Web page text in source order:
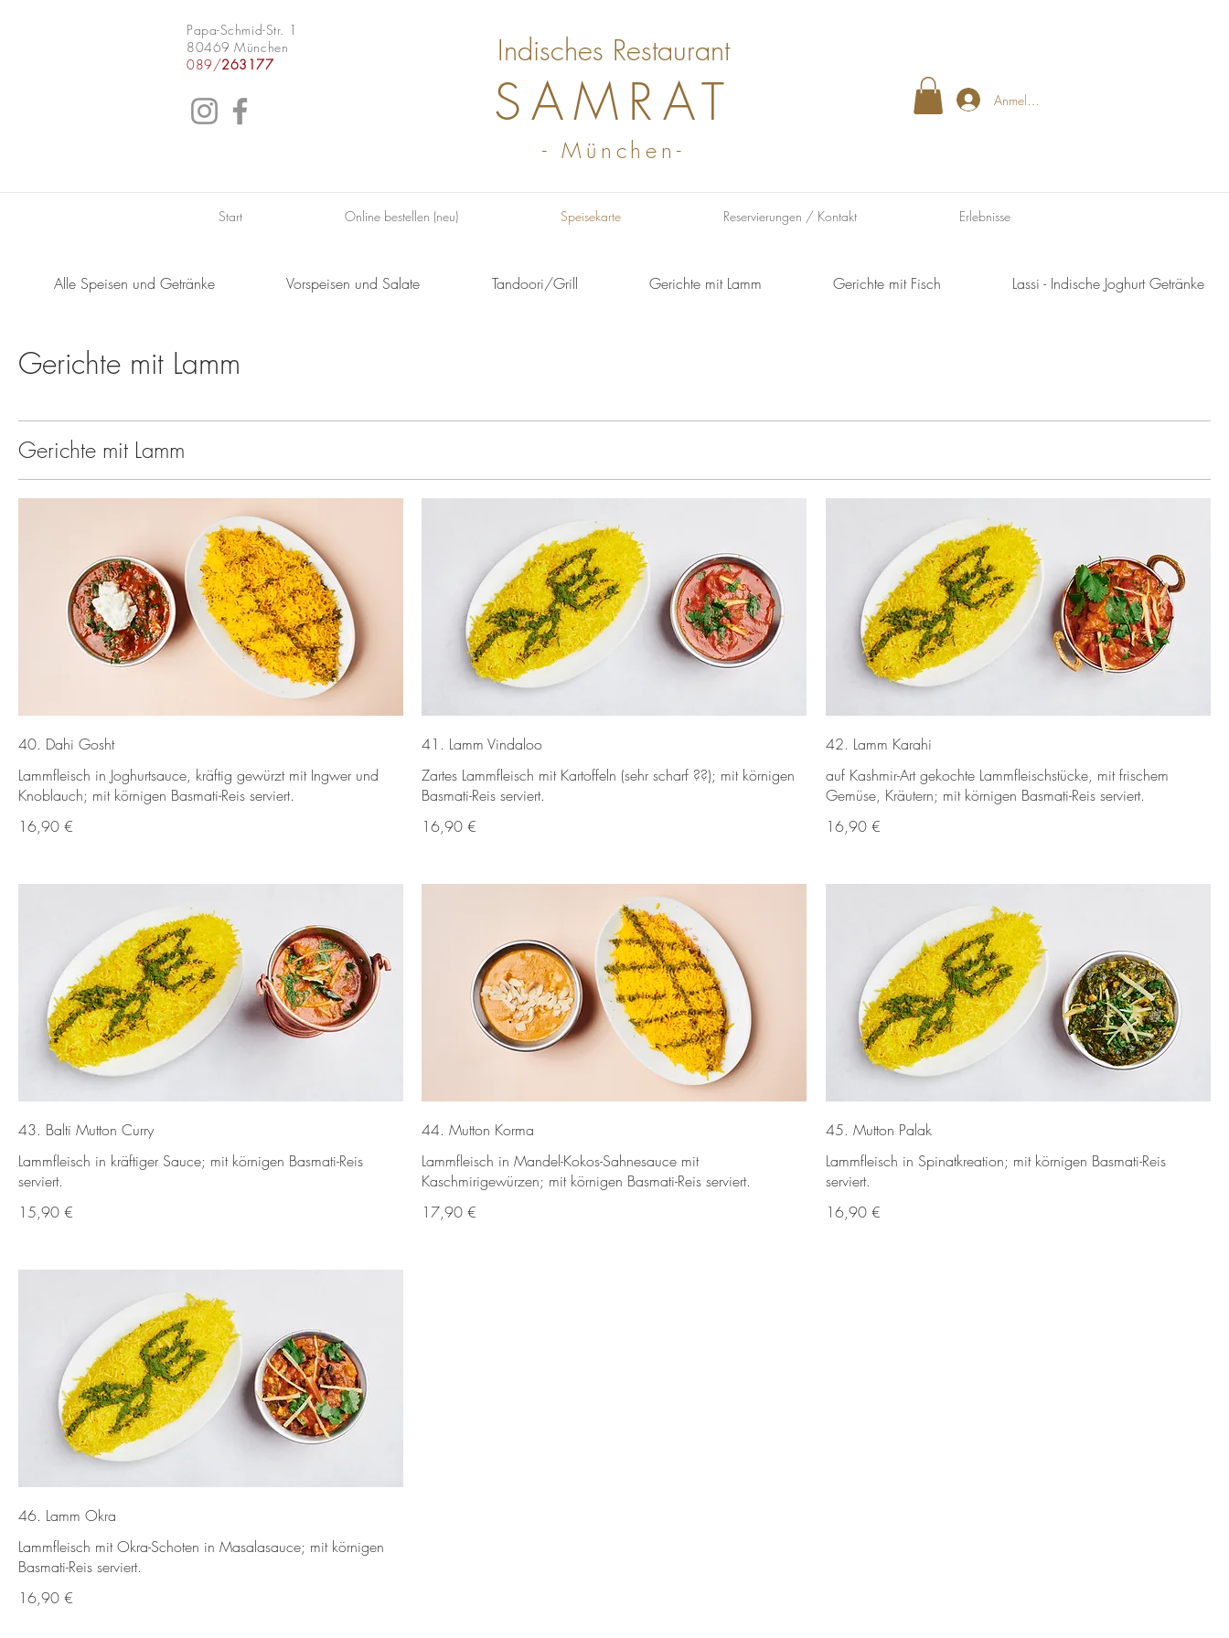
Papa-Schmid-Str. 1
80469 München
089/263177 Indisches Restaurant
SAMRAT
- München-
Start Online bestellen (neu) Speisekarte Reservierungen / Kontakt Erlebnisse
Alle Speisen und Getränke Vorspeisen und Salate Tandoori/Grill Gerichte mit Lamm Gerichte mit Fisch Lassi - Indische Joghurt Getränke
Gerichte mit Lamm
Gerichte mit Lamm
40. Dahi Gosht
Lammfleisch in Joghurtsauce, kräftig gewürzt mit Ingwer und
Knoblauch; mit körnigen Basmati-Reis serviert.
16,90 €
41. Lamm Vindaloo
Zartes Lammfleisch mit Kartoffeln (sehr scharf ??); mit körnigen
Basmati-Reis serviert.
16,90 €
42. Lamm Karahi
auf Kashmir-Art gekochte Lammfleischstücke, mit frischem
Gemüse, Kräutern; mit körnigen Basmati-Reis serviert.
16,90 €
43. Balti Mutton Curry
Lammfleisch in kräftiger Sauce; mit körnigen Basmati-Reis
serviert.
15,90 €
44. Mutton Korma
Lammfleisch in Mandel-Kokos-Sahnesauce mit
Kaschmirigewürzen; mit körnigen Basmati-Reis serviert.
17,90 €
45. Mutton Palak
Lammfleisch in Spinatkreation; mit körnigen Basmati-Reis
serviert.
16,90 €
46. Lamm Okra
Lammfleisch mit Okra-Schoten in Masalasauce; mit körnigen
Basmati-Reis serviert.
16,90 €
Anmelden